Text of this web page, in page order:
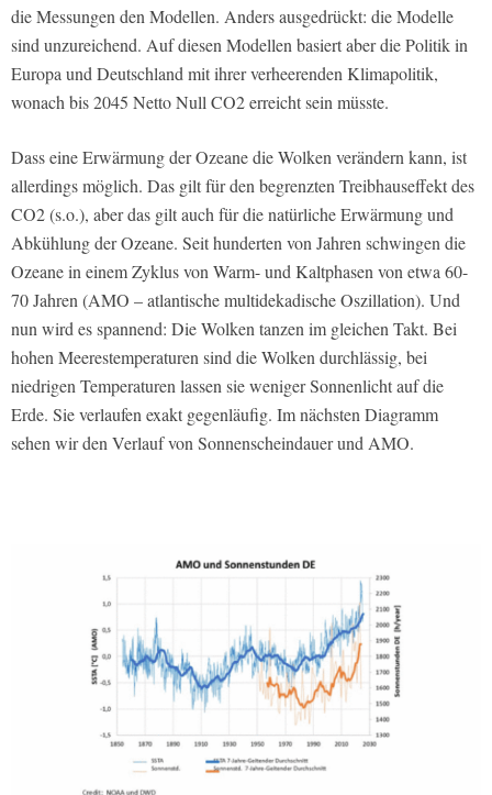
die Messungen den Modellen. Anders ausgedrückt: die Modelle
sind unzureichend. Auf diesen Modellen basiert aber die Politik in
Europa und Deutschland mit ihrer verheerenden Klimapolitik,
wonach bis 2045 Netto Null CO2 erreicht sein müsste.
Dass eine Erwärmung der Ozeane die Wolken verändern kann, ist
allerdings möglich. Das gilt für den begrenzten Treibhauseffekt des
CO2 (s.o.), aber das gilt auch für die natürliche Erwärmung und
Abkühlung der Ozeane. Seit hunderten von Jahren schwingen die
Ozeane in einem Zyklus von Warm- und Kaltphasen von etwa 60-
70 Jahren (AMO – atlantische multidekadische Oszillation). Und
nun wird es spannend: Die Wolken tanzen im gleichen Takt. Bei
hohen Meerestemperaturen sind die Wolken durchlässig, bei
niedrigen Temperaturen lassen sie weniger Sonnenlicht auf die
Erde. Sie verlaufen exakt gegenläufig. Im nächsten Diagramm
sehen wir den Verlauf von Sonnenscheindauer und AMO.